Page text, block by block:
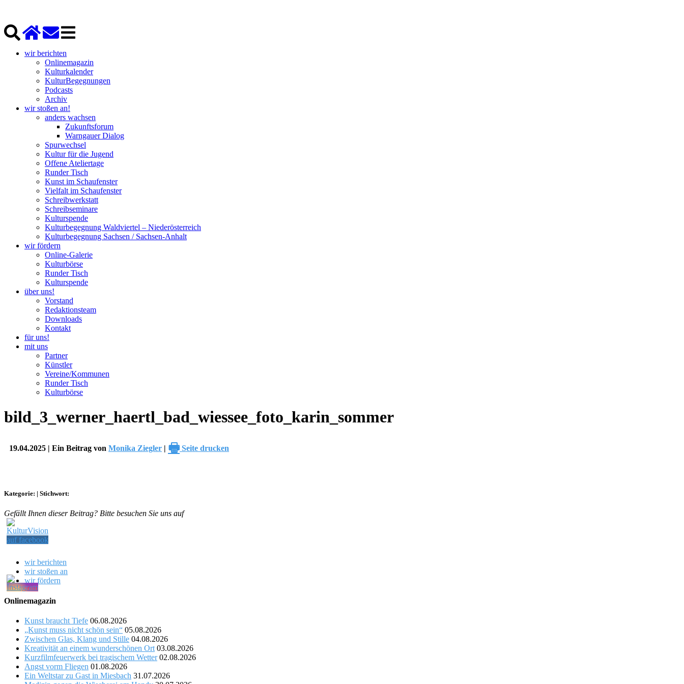
wir berichten
Onlinemagazin
Kulturkalender
KulturBegegnungen
Podcasts
Archiv
wir stoßen an!
anders wachsen
Zukunftsforum
Warngauer Dialog
Spurwechsel
Kultur für die Jugend
Offene Ateliertage
Runder Tisch
Kunst im Schaufenster
Vielfalt im Schaufenster
Schreibwerkstatt
Schreibseminare
Kulturspende
Kulturbegegnung Waldviertel – Niederösterreich
Kulturbegegnung Sachsen / Sachsen-Anhalt
wir fördern
Online-Galerie
Kulturbörse
Runder Tisch
Kulturspende
über uns!
Vorstand
Redaktionsteam
Downloads
Kontakt
für uns!
mit uns
Partner
Künstler
Vereine/Kommunen
Runder Tisch
Kulturbörse
bild_3_werner_haertl_bad_wiessee_foto_karin_sommer
19.04.2025 | Ein Beitrag von Monika Ziegler | 🖶 Seite drucken
Kategorie: | Stichwort:
Gefällt Ihnen dieser Beitrag? Bitte besuchen Sie uns auf
wir berichten
wir stoßen an
wir fördern
Onlinemagazin
Kunst braucht Tiefe 06.08.2026
„Kunst muss nicht schön sein“ 05.08.2026
Zwischen Glas, Klang und Stille 04.08.2026
Kreativität an einem wunderschönen Ort 03.08.2026
Kurzfilmfeuerwerk bei tragischem Wetter 02.08.2026
Angst vorm Fliegen 01.08.2026
Ein Weltstar zu Gast in Miesbach 31.07.2026